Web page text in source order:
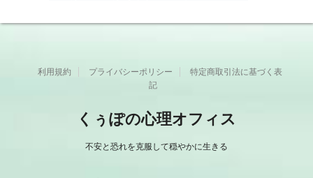
利用規約 プライバシーポリシー
特定商取引法に基づく表
記
くぅぽの心理オフィス
不安と恐れを克服して穏やかに生きる